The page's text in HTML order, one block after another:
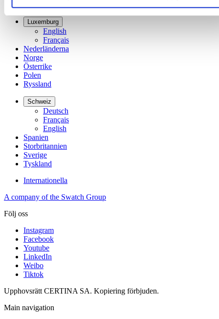
Luxemburg
English
Français
Nederländerna
Norge
Österrike
Polen
Ryssland
Schweiz
Deutsch
Français
English
Spanien
Storbritannien
Sverige
Tyskland
Internationella
A company of the Swatch Group
Följ oss
Instagram
Facebook
Youtube
LinkedIn
Weibo
Tiktok
Upphovsrätt CERTINA SA. Kopiering förbjuden.
Main navigation